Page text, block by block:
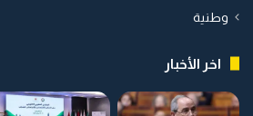
وطنية
اخر الأخبار